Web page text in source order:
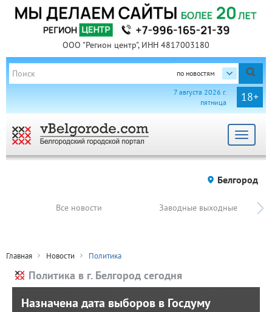
ООО "Регион центр", ИНН 4817003180
по новостям
18+
7 августа 2026 г.
пятница
Toggle
Белгород
Все новости Заводные выходные
Главная Новости Политика
Политика в г. Белгород сегодня
Назначена дата выборов в Госдуму
Назначена дата выборов в Госдуму